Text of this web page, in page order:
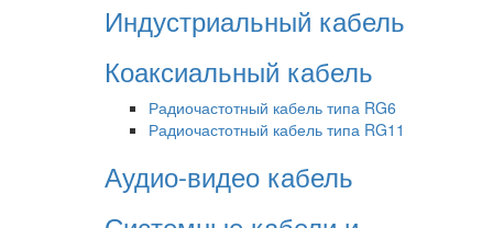
Индустриальный кабель
Коаксиальный кабель
Радиочастотный кабель типа RG6
Радиочастотный кабель типа RG11
Аудио-видео кабель